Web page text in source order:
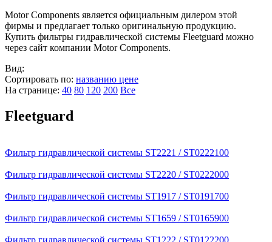
Motor Components является официальным дилером этой
фирмы и предлагает только оригинальную продукцию.
Купить фильтры гидравлической системы Fleetguard можно
через сайт компании Motor Components.
Вид:
Сортировать по: названию цене
На странице: 40 80 120 200 Все
Fleetguard
Фильтр гидравлической системы ST2221 / ST0222100
Фильтр гидравлической системы ST2220 / ST0222000
Фильтр гидравлической системы ST1917 / ST0191700
Фильтр гидравлической системы ST1659 / ST0165900
Фильтр гидравлической системы ST1222 / ST0122200